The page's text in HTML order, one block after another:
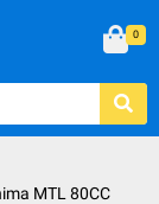
0
MTL 80CC